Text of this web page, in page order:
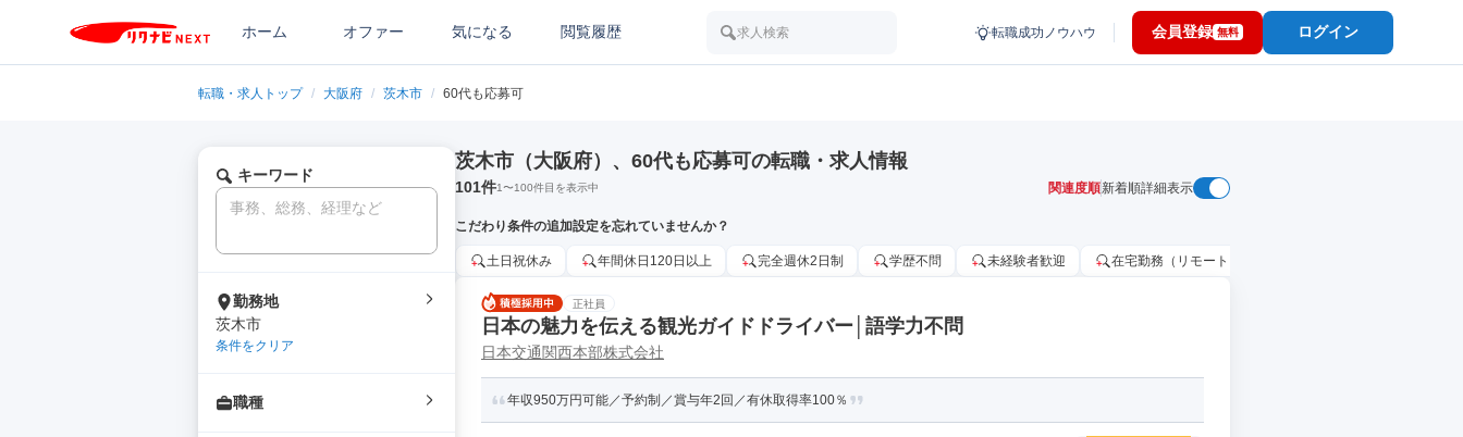
ホーム オファー 気になる 閲覧履歴 求人検索 転職成功ノウハウ 会員登録 無料 ログイン
転職・求人トップ / 大阪府 / 茨木市 / 60代も応募可
キーワード
勤務地
茨木市
条件をクリア
職種
茨木市（大阪府）、60代も応募可の転職・求人情報
101件1〜100件目を表示中 関連度順新着順詳細表示
こだわり条件の追加設定を忘れていませんか？
土日祝休み 年間休日120日以上 完全週休2日制 学歴不問 未経験者歓迎 在宅勤務（リモートワーク）OK
正社員
日本の魅力を伝える観光ガイドドライバー│語学力不問
日本交通関西本部株式会社
年収950万円可能／予約制／賞与年2回／有休取得率100％